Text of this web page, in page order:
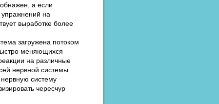
а если
на
выработке более
загружена потоком
меняющихся
на различные
нервной системы.
систему
чересчур